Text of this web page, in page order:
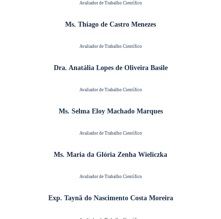
Avaliador de Trabalho Científico
Ms. Thiago de Castro Menezes
Avaliador de Trabalho Científico
Dra. Anatália Lopes de Oliveira Basile
Avaliador de Trabalho Científico
Ms. Selma Eloy Machado Marques
Avaliador de Trabalho Científico
Ms. Maria da Glória Zenha Wieliczka
Avaliador de Trabalho Científico
Exp. Taynã do Nascimento Costa Moreira